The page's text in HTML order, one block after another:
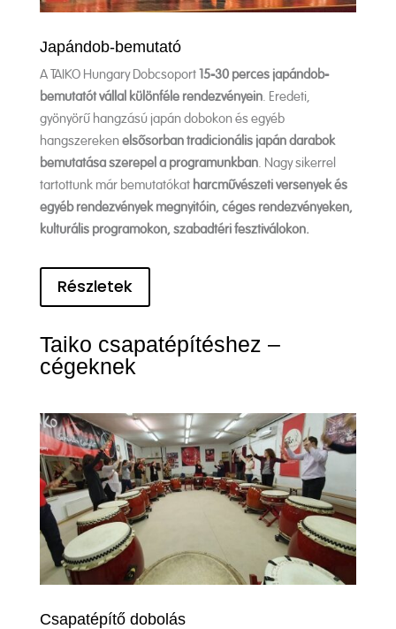
Japándob-bemutató
A TAIKO Hungary Dobcsoport 15-30 perces japándob-
bemutatót vállal különféle rendezvényein. Eredeti,
gyönyörű hangzású japán dobokon és egyéb
hangszereken elsősorban tradicionális japán darabok
bemutatása szerepel a programunkban. Nagy sikerrel
tartottunk már bemutatókat harcművészeti versenyek és
egyéb rendezvények megnyitóin, céges rendezvényeken,
kulturális programokon, szabadtéri fesztiválokon.
Részletek
Taiko csapatépítéshez –
cégeknek
Csapatépítő dobolás